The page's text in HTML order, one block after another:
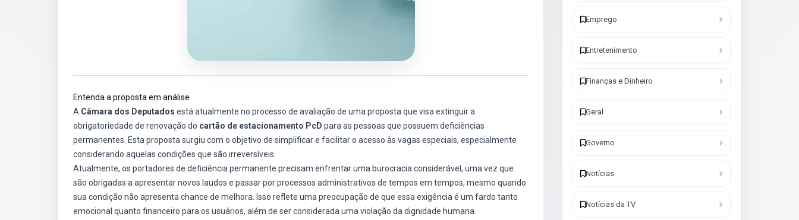
Entenda a proposta em análise
A Câmara dos Deputados está atualmente no processo de avaliação de uma proposta que visa extinguir a
obrigatoriedade de renovação do cartão de estacionamento PcD para as pessoas que possuem deficiências
permanentes. Esta proposta surgiu com o objetivo de simplificar e facilitar o acesso às vagas especiais, especialmente
considerando aquelas condições que são irreversíveis.
Atualmente, os portadores de deficiência permanente precisam enfrentar uma burocracia considerável, uma vez que
são obrigadas a apresentar novos laudos e passar por processos administrativos de tempos em tempos, mesmo quando
sua condição não apresenta chance de melhora. Isso reflete uma preocupação de que essa exigência é um fardo tanto
emocional quanto financeiro para os usuários, além de ser considerada uma violação da dignidade humana.
Emprego
Entretenimento
Finanças e Dinheiro
Geral
Governo
Notícias
Notícias da TV